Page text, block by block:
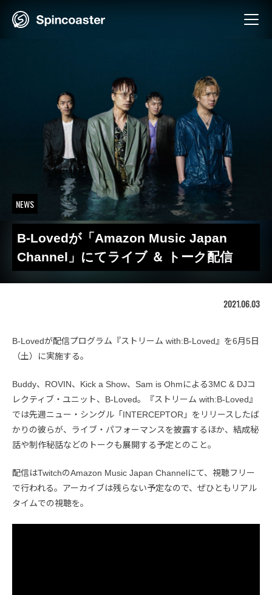
NEWS
B-Lovedが「Amazon Music Japan
Channel」にてライブ ＆ トーク配信
2021.06.03
B-Lovedが配信プログラム『ストリーム with:B-Loved』を6月5日
（土）に実施する。
Buddy、ROVIN、Kick a Show、Sam is Ohmによる3MC & DJコ
レクティブ・ユニット、B-Loved。『ストリーム with:B-Loved』
では先週ニュー・シングル「INTERCEPTOR」をリリースしたば
かりの彼らが、ライブ・パフォーマンスを披露するほか、結成秘
話や制作秘話などのトークも展開する予定とのこと。
配信はTwitchのAmazon Music Japan Channelにて、視聴フリー
で行われる。アーカイブは残らない予定なので、ぜひともリアル
タイムでの視聴を。